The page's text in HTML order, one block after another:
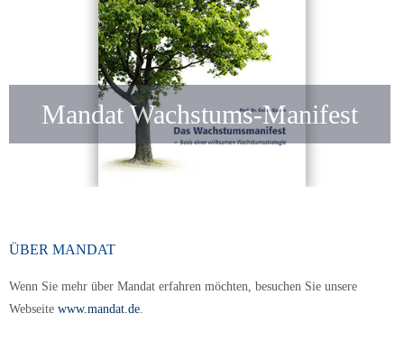
Mandat Wachstums-Manifest
ÜBER MANDAT
Wenn Sie mehr über Mandat erfahren möchten, besuchen Sie unsere
Webseite www.mandat.de